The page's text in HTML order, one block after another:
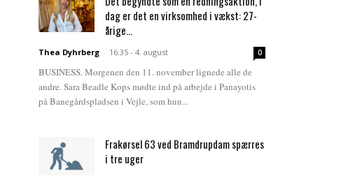
dag er det en virksomhed i vækst: 27-
årige...
Thea Dyhrberg - 16:35 - 4. august 0
BUSINESS. Morgenen den 11. november lignede alle de
andre. Sara Beadle Kops mødte ind på arbejde i Panayotis
på Banegårdspladsen i Vejle, som hun...
Frakørsel 63 ved Bramdrupdam spærres
i tre uger